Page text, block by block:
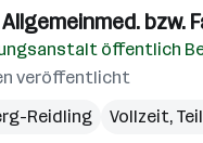
bzw.
öffentlich
veröffentlicht
Reidling
Vollzeit,